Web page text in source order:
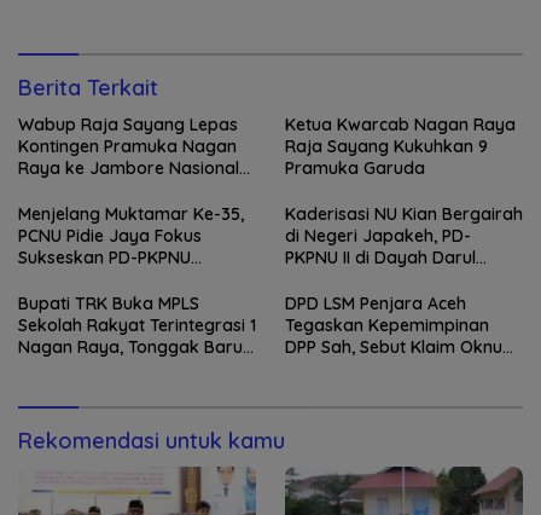
Berita Terkait
Wabup Raja Sayang Lepas
Kontingen Pramuka Nagan
Raya ke Jambore Nasional
Ketua Kwarcab Nagan Raya
Raja Sayang Kukuhkan 9
Pramuka Garuda
Menjelang Muktamar Ke-35,
PCNU Pidie Jaya Fokus
Sukseskan PD-PKPNU
Kaderisasi NU Kian Bergairah
di Negeri Japakeh, PD-
PKPNU II di Dayah Darul
Diserbu Pendaftar
Bupati TRK Buka MPLS
Sekolah Rakyat Terintegrasi 1
Nagan Raya, Tonggak Baru
DPD LSM Penjara Aceh
Tegaskan Kepemimpinan
DPP Sah, Sebut Klaim Oknum
Publik
Rekomendasi untuk kamu